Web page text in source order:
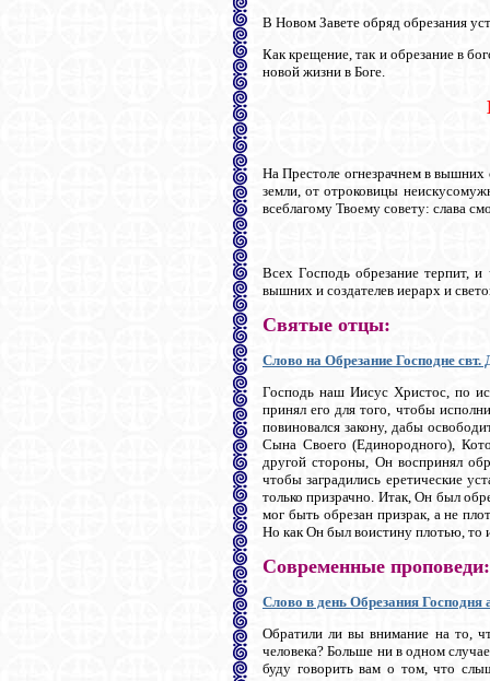
В Новом Завете обряд обрезания
Как крещение, так и обрезание в
новой жизни в Боге.
На Престоле огнезрачнем в
земли, от отроковицы
всеблагому Твоему совету: слава
Всех Господь обрезание терпит, и
вышних и создателев иерарх и
Святые отцы:
Слово на Обрезание Господне свт.
Господь наш Иисус Христос, по
принял его для того, чтобы
повиновался закону, дабы
Сына Своего (Единородного),
другой стороны, Он воспринял
чтобы заградились еретические
только призрачно. Итак, Он был
мог быть обрезан призрак, а не
Но как Он был воистину плотью, то
Современные проповеди:
Слово в день Обрезания
Обратили ли вы внимание на то,
человека? Больше ни в одном
буду говорить вам о том, что